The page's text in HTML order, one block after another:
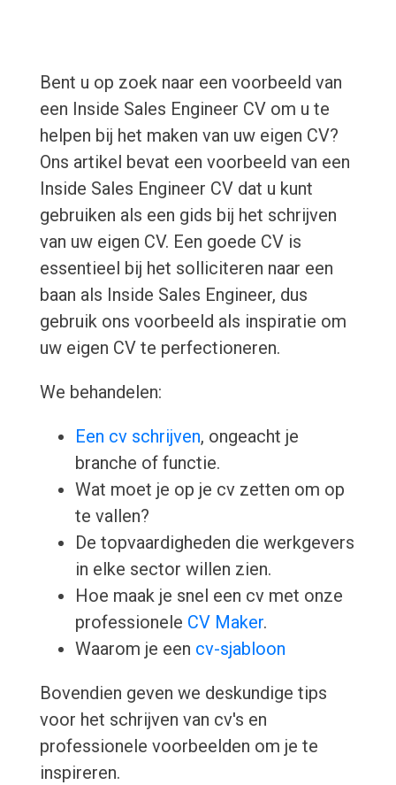
Bent u op zoek naar een voorbeeld van
een Inside Sales Engineer CV om u te
helpen bij het maken van uw eigen CV?
Ons artikel bevat een voorbeeld van een
Inside Sales Engineer CV dat u kunt
gebruiken als een gids bij het schrijven
van uw eigen CV. Een goede CV is
essentieel bij het solliciteren naar een
baan als Inside Sales Engineer, dus
gebruik ons voorbeeld als inspiratie om
uw eigen CV te perfectioneren.
We behandelen:
Een cv schrijven, ongeacht je
branche of functie.
Wat moet je op je cv zetten om op
te vallen?
De topvaardigheden die werkgevers
in elke sector willen zien.
Hoe maak je snel een cv met onze
professionele CV Maker.
Waarom je een cv-sjabloon
Bovendien geven we deskundige tips
voor het schrijven van cv's en
professionele voorbeelden om je te
inspireren.